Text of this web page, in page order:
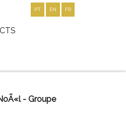
PT EN FR
- Groupe